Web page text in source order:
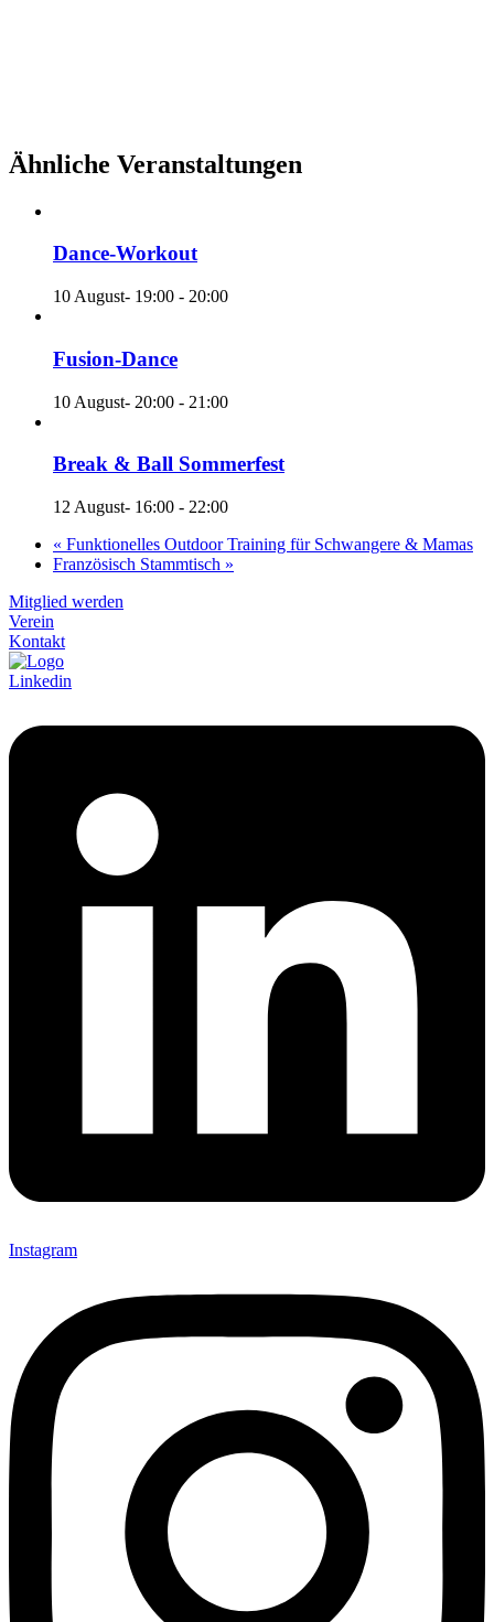
Ähnliche Veranstaltungen
Dance-Workout
10 August- 19:00 - 20:00
Fusion-Dance
10 August- 20:00 - 21:00
Break & Ball Sommerfest
12 August- 16:00 - 22:00
« Funktionelles Outdoor Training für Schwangere & Mamas
Französisch Stammtisch »
Mitglied werden
Verein
Kontakt
Linkedin
Instagram